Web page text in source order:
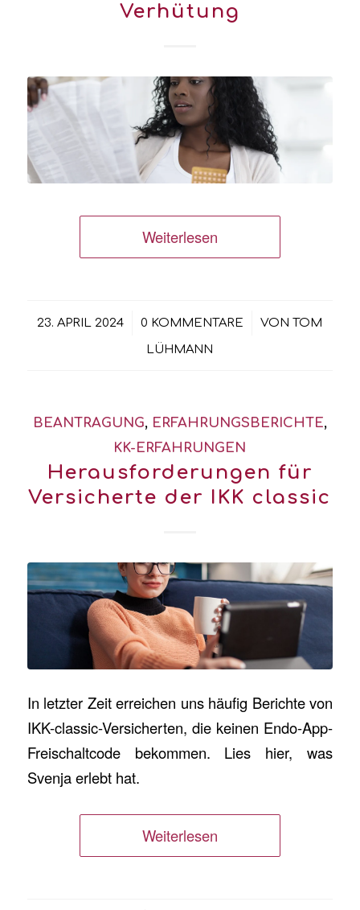
Verhütung
Weiterlesen
23. APRIL 2024
/ 0 KOMMENTARE
/ VONTOM
LÜHMANN
BEANTRAGUNG, ERFAHRUNGSBERICHTE,
KK-ERFAHRUNGEN
Herausforderungen für
Versicherte der IKK classic
In letzter Zeit erreichen uns häufig Berichte von
IKK-classic-Versicherten, die keinen Endo-App-
Freischaltcode bekommen. Lies hier, was
Svenja erlebt hat.
Weiterlesen